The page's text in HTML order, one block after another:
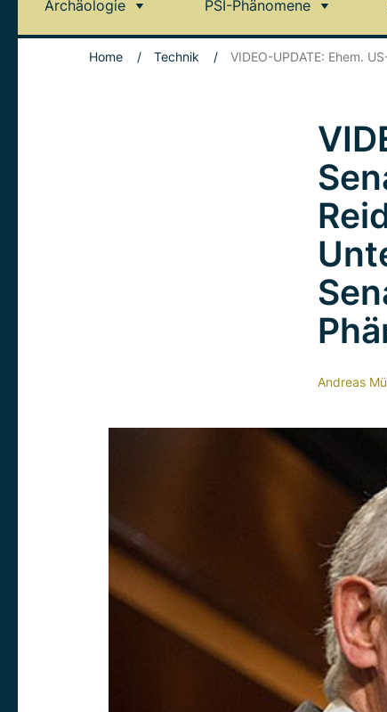
Archäologie PSI-Phänomene
Home / Technik / VIDEO-UPDATE: Ehem.
Andreas